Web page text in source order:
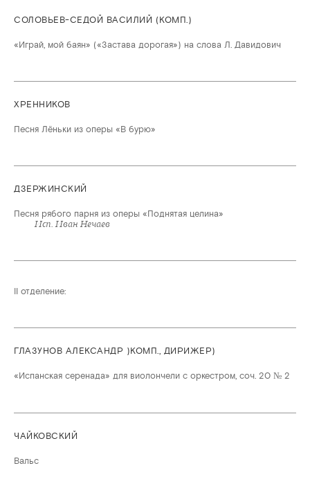
СОЛОВЬЕВ-СЕДОЙ ВАСИЛИЙ (КОМП.)
«Играй, мой баян» («Застава дорогая») на слова Л. Давидович
ХРЕННИКОВ
Песня Лёньки из оперы «В бурю»
ДЗЕРЖИНСКИЙ
Песня рябого парня из оперы «Поднятая целина»
Исп. Иван Нечаев
II отделение:
ГЛАЗУНОВ АЛЕКСАНДР )КОМП., ДИРИЖЕР)
«Испанская серенада» для виолончели с оркестром, соч. 20 № 2
ЧАЙКОВСКИЙ
Вальс